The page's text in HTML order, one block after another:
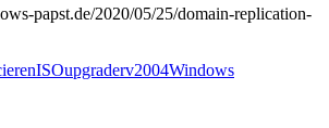
papst.de/2020/05/25/domain-replication-
ISOupgraderv2004Windows